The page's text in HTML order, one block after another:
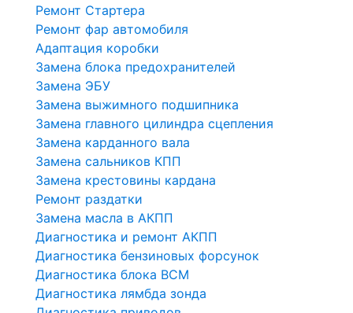
Ремонт Стартера
Ремонт фар автомобиля
Адаптация коробки
Замена блока предохранителей
Замена ЭБУ
Замена выжимного подшипника
Замена главного цилиндра сцепления
Замена карданного вала
Замена сальников КПП
Замена крестовины кардана
Ремонт раздатки
Замена масла в АКПП
Диагностика и ремонт АКПП
Диагностика бензиновых форсунок
Диагностика блока BCM
Диагностика лямбда зонда